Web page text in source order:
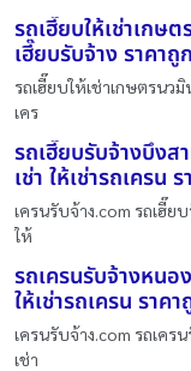
รถเฮี๊ยบให้เช่าเกษ
เฮี๊ยบรับจ้าง ราคาถูก
รถเฮี๊ยบให้เช่าเกษตรนว
เคร
รถเฮี๊ยบรับจ้างบึงส
เช่า ให้เช่ารถเครน
เครนรับจ้าง.com รถเฮี๊ย
ให้
รถเครนรับจ้างหนอ
ให้เช่ารถเครน ราคา
เครนรับจ้าง.com รถเคร
เช่า